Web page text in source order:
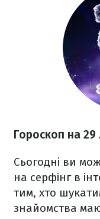
Гороскоп на 29
Сьогодні ви
на серфінг в
тим, хто
знайомства